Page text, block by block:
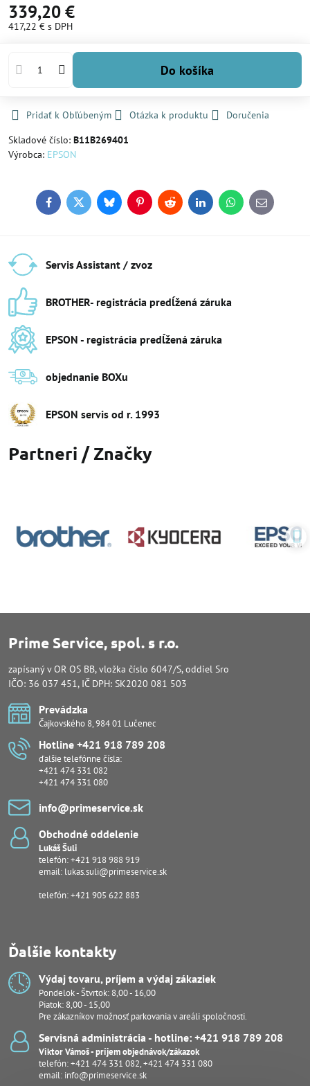
339,20 €
417,22 € s DPH
Do košíka
Pridať k Obľúbeným Otázka k produktu
Doručenia
Skladové číslo: B11B269401
Výrobca: EPSON
FacebookTwitterBlueskyPinterestReddit LinkedInWhatsApp
E-
mail
Servis Assistant / zvoz
BROTHER- registrácia predĺžená záruka
EPSON - registrácia predĺžená záruka
objednanie BOXu
EPSON servis od r​. 1993
Partneri / Značky
Prime Service, spol. s r.o.
zapísaný v OR OS BB, vložka číslo 6047/S, oddiel Sro
IČO: 36 037 451, IČ DPH: SK2020 081 503
Prevádzka
Čajkovského 8, 984 01 Lučenec
Hotline +421 918 789 208
ďalšie telefónne čísla:
+421 474 331 082
+421 474 331 080
info​@primeservice​.sk
Obchodné oddelenie
Lukáš Šuli
telefón:+421 918 988 919
email: lukas.suli@primeservice.sk
telefón: +421 905 622 883
Ďalšie kontakty
Výdaj tovaru, príjem a výdaj zákaziek
Pondelok - Štvrtok: 8,00 - 16,00
Piatok: 8,00 - 15,00
Pre zákazníkov možnosť parkovania v areáli spoločnosti.
Servisná administrácia - hotline: +421 918 789 208
Viktor Vámoš - príjem objednávok/zákazok
telefón:+421 474 331 082,+421 474 331 080
email: info@primeservice.sk